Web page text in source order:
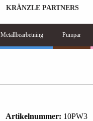
KRÄNZLE PARTNERS
Metallbearbetning Pumpar
Artikelnummer: 10PW3